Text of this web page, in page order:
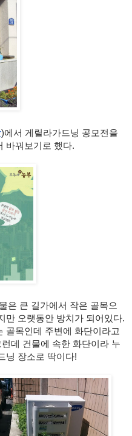
)에서 게릴라가드닝 공모전을
바꿔보기로 했다.
은 큰 길가에서 작은 골목으
만 오랫동안 방치가 되어있다.
골목인데 주변에 화단이라고
데 건물에 속한 화단이라 누
닝 장소로 딱이다!